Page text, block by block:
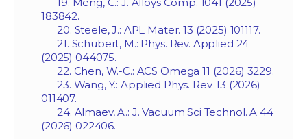
183842.
20. Steele, J.: APL Mater. 13 (2025) 101117.
21. Schubert, M.: Phys. Rev. Applied 24
(2025) 044075.
22. Chen, W.-C.: ACS Omega 11 (2026) 3229.
23. Wang, Y.: Applied Phys. Rev. 13 (2026)
011407.
24. Almaev, A.: J. Vacuum Sci Technol. A 44
(2026) 022406.